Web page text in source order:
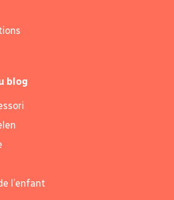
blog
l’enfant